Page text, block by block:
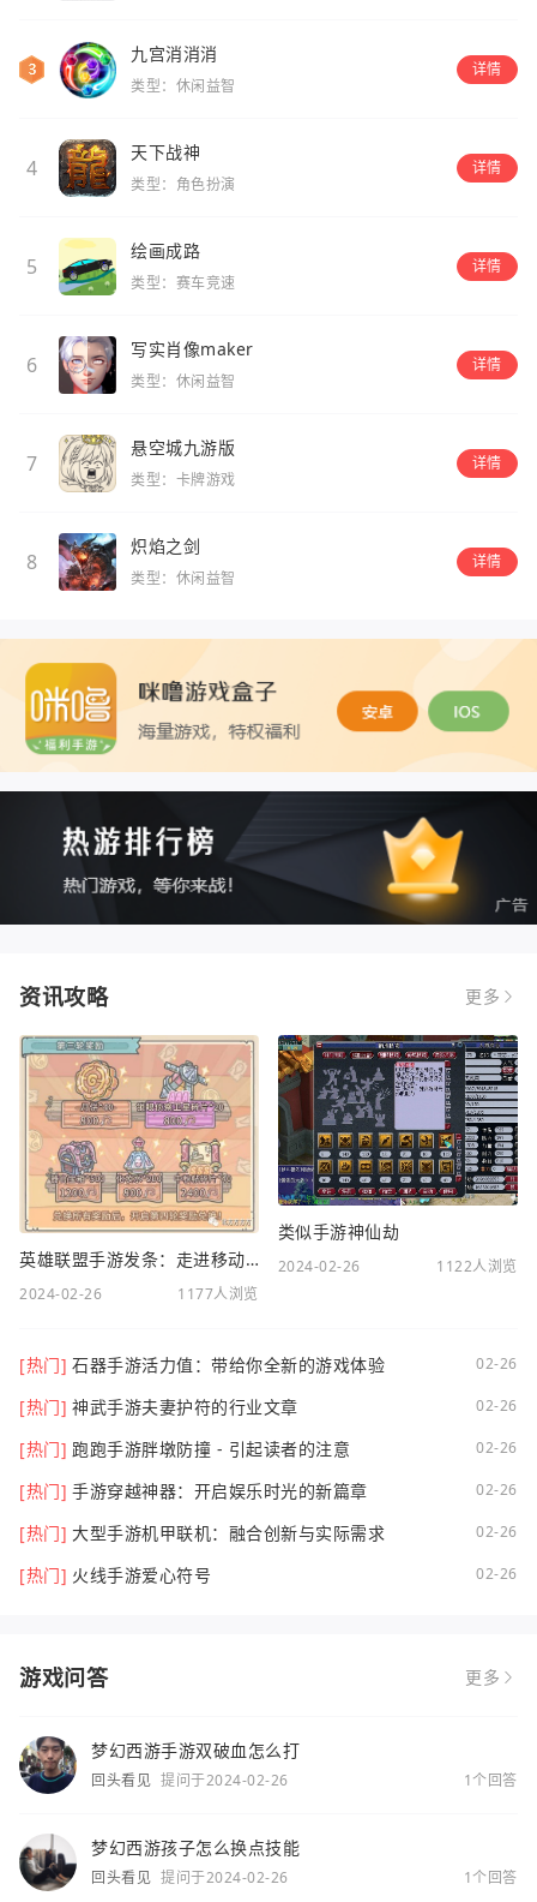
九宫消消消
类型：休闲益智
详情
4
天下战神
类型：角色扮演
详情
5
绘画成路
类型：赛车竞速
详情
6
写实肖像maker
类型：休闲益智
详情
7
悬空城九游版
类型：卡牌游戏
详情
8
炽焰之剑
类型：休闲益智
详情
资讯攻略 更多
英雄联盟手游发条：走进移动电竞新时代
2024-02-26 1177人浏览
类似手游神仙劫
2024-02-26 1122人浏览
[热门] 石器手游活力值：带给你全新的游戏体验 02-26
[热门] 神武手游夫妻护符的行业文章 02-26
[热门] 跑跑手游胖墩防撞 - 引起读者的注意 02-26
[热门] 手游穿越神器：开启娱乐时光的新篇章 02-26
[热门] 大型手游机甲联机：融合创新与实际需求 02-26
[热门] 火线手游爱心符号 02-26
游戏问答 更多
梦幻西游手游双破血怎么打
回头看见 提问于2024-02-26 1个回答
梦幻西游孩子怎么换点技能
回头看见 提问于2024-02-26 1个回答